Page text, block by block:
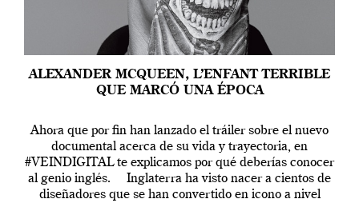
ALEXANDER MCQUEEN, L’ENFANT TERRIBLE
QUE MARCÓ UNA ÉPOCA
Ahora que por fin han lanzado el tráiler sobre el nuevo
documental acerca de su vida y trayectoria, en
#VEINDIGITAL te explicamos por qué deberías conocer
al genio inglés. Inglaterra ha visto nacer a cientos de
diseñadores que se han convertido en icono a nivel